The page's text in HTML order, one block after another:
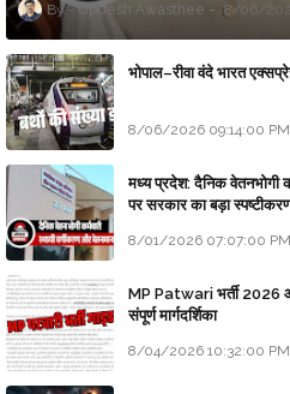
Updesh Awasthee 8/06/
भोपाल–रीवा वंदे भारत
8/06/2026 09:14:00 PM
मध्य प्रदेश: दैनिक वेतनभोगी
पर सरकार का बड़ा
8/01/2026 07:07:00 PM
MP Patwari भर्ती 2026
संपूर्ण मार्गदर्शिका
8/04/2026 10:32:00 PM